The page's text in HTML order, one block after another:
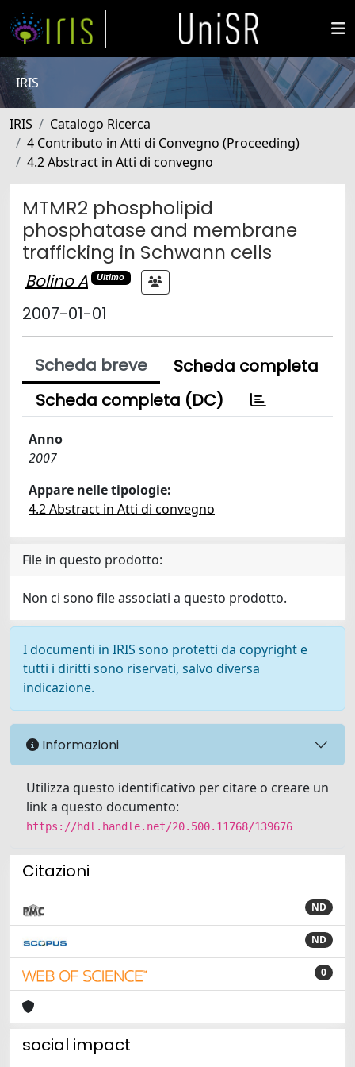
IRIS
IRIS
Catalogo Ricerca
4 Contributo in Atti di Convegno (Proceeding)
4.2 Abstract in Atti di convegno
MTMR2 phospholipid
phosphatase and membrane
trafficking in Schwann cells
Bolino A Ultimo
2007-01-01
Scheda breve
Scheda completa
Scheda completa (DC)
Anno
2007
Appare nelle tipologie:
4.2 Abstract in Atti di convegno
File in questo prodotto:
Non ci sono file associati a questo prodotto.
I documenti in IRIS sono protetti da copyright e
tutti i diritti sono riservati, salvo diversa
indicazione.
Informazioni
Utilizza questo identificativo per citare o creare un
link a questo documento:
https://hdl.handle.net/20.500.11768/139676
Citazioni
ND
ND
0
social impact